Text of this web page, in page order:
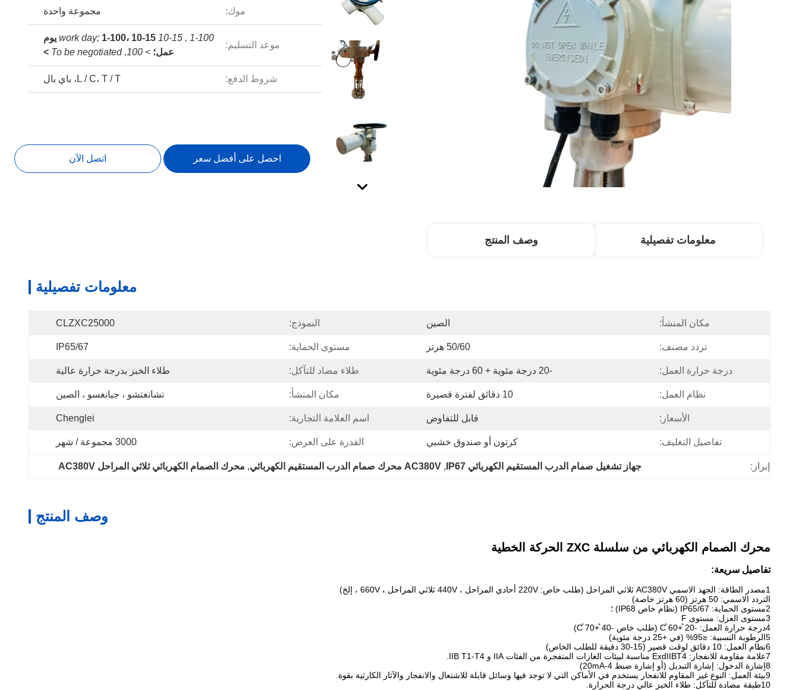
موك: مجموعة واحدة
موعد التسليم:
1-100 , 10-15 work day;
1-100، 10-15 يوم
عمل؛ > 100, To be negotiated
>
شروط الدفع: L / C، T / T، باي بال
احصل على أفضل سعر اتصل الآن
معلومات تفصيلية وصف المنتج
معلومات تفصيلية
مكان المنشأ: الصين النموذج: CLZXC25000
تردد مصنف: 50/60 هرتز مستوى الحماية: IP65/67
درجة حرارة العمل: -20 درجة مئوية + 60 درجة مئوية طلاء مضاد للتآكل: طلاء الخبز بدرجة حرارة عالية
نظام العمل: 10 دقائق لفترة قصيرة مكان المنشأ: تشانغتشو ، جيانغسو ، الصين
الأسعار: قابل للتفاوض اسم العلامة التجارية: Chenglei
تفاصيل التغليف: كرتون أو صندوق خشبي القدرة على العرض: 3000 مجموعة / شهر
إبراز: جهاز تشغيل صمام الدرب المستقيم الكهربائي IP67 , AC380V محرك صمام الدرب المستقيم الكهربائي , محرك الصمام الكهربائي ثلاثي المراحل AC380V
وصف المنتج
محرك الصمام الكهربائي من سلسلة ZXC الحركة الخطية
تفاصيل سريعة:
1مصدر الطاقة: الجهد الاسمي AC380V ثلاثي المراحل (طلب خاص: 220V أحادي المراحل ، 440V ثلاثي المراحل ، 660V ، إلخ)
التردد الاسمي: 50 هرتز (60 هرتز خاصة)
2مستوى الحماية: IP65/67 (نظام خاص IP68) ؛
3مستوى العزل: مستوى F
4درجة حرارة العمل: -20 ̊+60 ̊C (طلب خاص -40 ̊+70 ̊C)
5الرطوبة النسبية: ≤95% (في +25 درجة مئوية)
6نظام العمل: 10 دقائق لوقت قصير (15-30 دقيقة للطلب الخاص)
7علامة مقاومة للانفجار: ExdIIBT4 مناسبة لبيئات الغازات المتفجرة من الفئات IIA و IIB T1-T4.
8إشارة الدخول: إشارة التبديل (أو إشارة ضبط 4-20mA)
9بيئة العمل: النوع غير المقاوم للانفجار يستخدم في الأماكن التي لا توجد فيها وسائل قابلة للاشتعال والانفجار والآثار الكارثية بقوة.
10طبقة مضادة للتآكل: طلاء الخبز عالي درجة الحرارة.